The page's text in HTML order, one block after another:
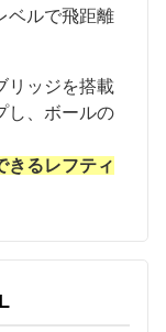
ベルで飛距離
リッジを搭載
し、ボールの
きるレフティ